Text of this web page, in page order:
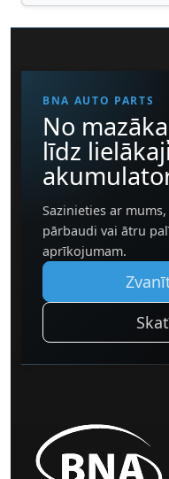
BNA AUTO PARTS
No
līdz
Sazinieties ar
pārbaudi vai ātru
aprīkojumam.